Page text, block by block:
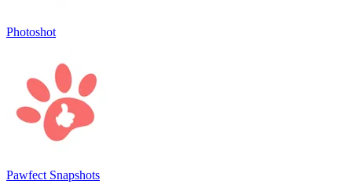
Photoshot
Pawfect Snapshots